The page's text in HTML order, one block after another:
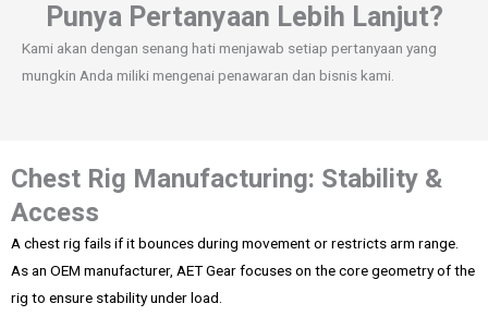
Punya Pertanyaan Lebih Lanjut?
Kami akan dengan senang hati menjawab setiap pertanyaan yang
mungkin Anda miliki mengenai penawaran dan bisnis kami.
Chest Rig Manufacturing: Stability &
Access
A chest rig fails if it bounces during movement or restricts arm range.
As an OEM manufacturer, AET Gear focuses on the core geometry of the
rig to ensure stability under load.